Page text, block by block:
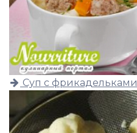
Суп с фрикадельками